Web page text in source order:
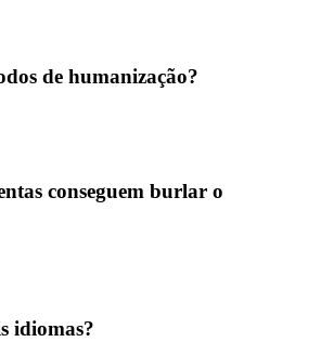
de humanização?
conseguem burlar o
idiomas?